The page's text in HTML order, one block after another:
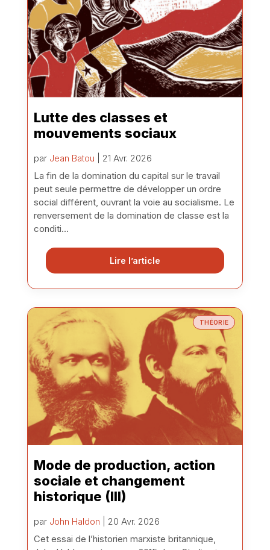
Lutte des classes et
mouvements sociaux
par Jean Batou | 21 Avr. 2026
La fin de la domination du capital sur le travail
peut seule permettre de développer un ordre
social différent, ouvrant la voie au socialisme. Le
renversement de la domination de classe est la
conditi...
Lire l’article
THÉORIE
Mode de production, action
sociale et changement
historique (III)
par John Haldon | 20 Avr. 2026
Cet essai de l’historien marxiste britannique,